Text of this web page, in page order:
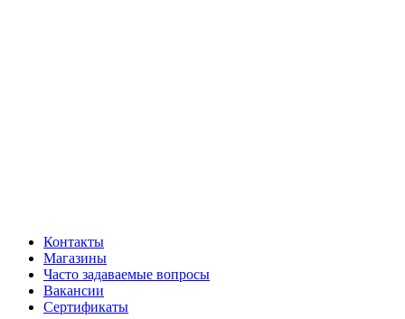
Контакты
Магазины
Часто задаваемые вопросы
Вакансии
Сертификаты